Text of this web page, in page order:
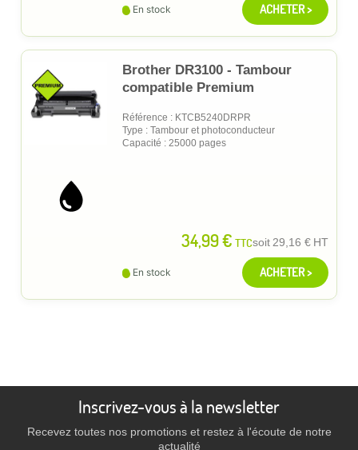
En stock ACHETER >
Brother DR3100 - Tambour
compatible Premium
Référence : KTCB5240DRPR
Type : Tambour et photoconducteur
Capacité : 25000 pages
34,99 € TTCsoit29,16 € HT
En stock ACHETER >
Inscrivez-vous à la newsletter
Recevez toutes nos promotions et restez à l'écoute de notre
actualité